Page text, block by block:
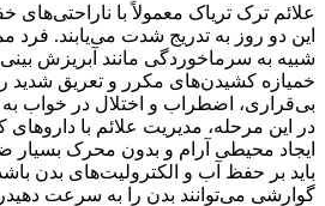
علائم ترک تریاک معمولاً با ناراحتی‌های
این دو روز به تدریج شدت می‌یابند. فرد
شبیه به سرماخوردگی مانند آبریزش
خمیازه کشیدن‌های مکرر و تعریق شدید
بی‌قراری، اضطراب و اختلال در
در این مرحله، مدیریت علائم با
ایجاد محیطی آرام و بدون محرک
باید بر حفظ آب و الکترولیت‌های بدن
گوارشی می‌توانند بدن را به سرعت